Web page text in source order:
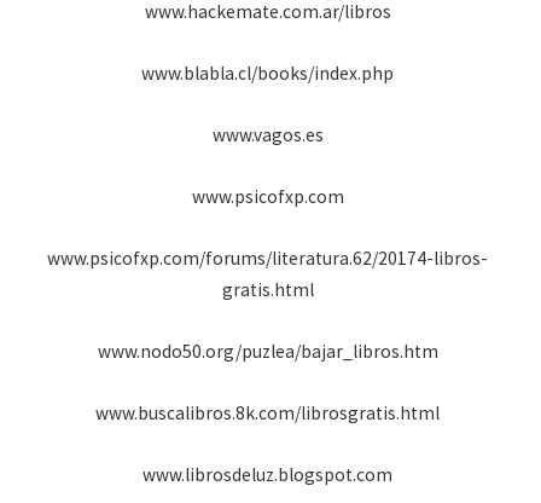
www.hackemate.com.ar/libros
www.blabla.cl/books/index.php
www.vagos.es
www.psicofxp.com
www.psicofxp.com/forums/literatura.62/20174-libros-
gratis.html
www.nodo50.org/puzlea/bajar_libros.htm
www.buscalibros.8k.com/librosgratis.html
www.librosdeluz.blogspot.com